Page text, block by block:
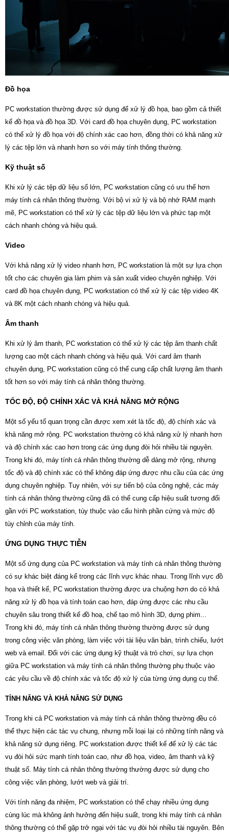
Đồ họa
PC workstation thường được sử dụng để xử lý đồ họa, bao gồm cả thiết
kế đồ họa và đồ họa 3D. Với card đồ họa chuyên dụng, PC workstation
có thể xử lý đồ họa với độ chính xác cao hơn, đồng thời có khả năng xử
lý các tệp lớn và nhanh hơn so với máy tính thông thường.
Kỹ thuật số
Khi xử lý các tệp dữ liệu số lớn, PC workstation cũng có ưu thế hơn
máy tính cá nhân thông thường. Với bộ vi xử lý và bộ nhớ RAM mạnh
mẽ, PC workstation có thể xử lý các tệp dữ liệu lớn và phức tạp một
cách nhanh chóng và hiệu quả.
Video
Với khả năng xử lý video nhanh hơn, PC workstation là một sự lựa chọn
tốt cho các chuyên gia làm phim và sản xuất video chuyên nghiệp. Với
card đồ họa chuyên dụng, PC workstation có thể xử lý các tệp video 4K
và 8K một cách nhanh chóng và hiệu quả.
Âm thanh
Khi xử lý âm thanh, PC workstation có thể xử lý các tệp âm thanh chất
lượng cao một cách nhanh chóng và hiệu quả. Với card âm thanh
chuyên dụng, PC workstation cũng có thể cung cấp chất lượng âm thanh
tốt hơn so với máy tính cá nhân thông thường.
TỐC ĐỘ, ĐỘ CHÍNH XÁC VÀ KHẢ NĂNG MỞ RỘNG
Một số yếu tố quan trọng cần được xem xét là tốc độ, độ chính xác và
khả năng mở rộng. PC workstation thường có khả năng xử lý nhanh hơn
và độ chính xác cao hơn trong các ứng dụng đòi hỏi nhiều tài nguyên.
Trong khi đó, máy tính cá nhân thông thường dễ dàng mở rộng, nhưng
tốc độ và độ chính xác có thể không đáp ứng được nhu cầu của các ứng
dụng chuyên nghiệp. Tuy nhiên, với sự tiến bộ của công nghệ, các máy
tính cá nhân thông thường cũng đã có thể cung cấp hiệu suất tương đối
gần với PC workstation, tùy thuộc vào cấu hình phần cứng và mức độ
tùy chỉnh của máy tính.
ỨNG DỤNG THỰC TIỄN
Một số ứng dụng của PC workstation và máy tính cá nhân thông thường
có sự khác biệt đáng kể trong các lĩnh vực khác nhau. Trong lĩnh vực đồ
họa và thiết kế, PC workstation thường được ưa chuộng hơn do có khả
năng xử lý đồ họa và tính toán cao hơn, đáp ứng được các nhu cầu
chuyên sâu trong thiết kế đồ hoạ, chế tạo mô hình 3D, dựng phim...
Trong khi đó, máy tính cá nhân thông thường thường được sử dụng
trong công việc văn phòng, làm việc với tài liệu văn bản, trình chiếu, lướt
web và email. Đối với các ứng dụng kỹ thuật và trò chơi, sự lựa chọn
giữa PC workstation và máy tính cá nhân thông thường phụ thuộc vào
các yêu cầu về độ chính xác và tốc độ xử lý của từng ứng dụng cụ thể.
TÍNH NĂNG VÀ KHẢ NĂNG SỬ DỤNG
Trong khi cả PC workstation và máy tính cá nhân thông thường đều có
thể thực hiện các tác vụ chung, nhưng mỗi loại lại có những tính năng và
khả năng sử dụng riêng. PC workstation được thiết kế để xử lý các tác
vụ đòi hỏi sức mạnh tính toán cao, như đồ họa, video, âm thanh và kỹ
thuật số. Máy tính cá nhân thông thường thường được sử dụng cho
công việc văn phòng, lướt web và giải trí.
Với tính năng đa nhiệm, PC workstation có thể chạy nhiều ứng dụng
cùng lúc mà không ảnh hưởng đến hiệu suất, trong khi máy tính cá nhân
thông thường có thể gặp trở ngại với tác vụ đòi hỏi nhiều tài nguyên. Bên